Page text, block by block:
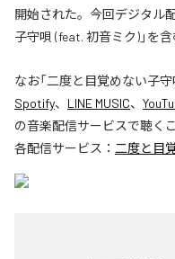
開始された。今回デジタル
子守唄 (feat. 初音ミク)」を
なお「二度と目覚めない子
Spotify、 LINE MUSIC、
の音楽配信サービスで聴く
各配信サービス： 二度と目